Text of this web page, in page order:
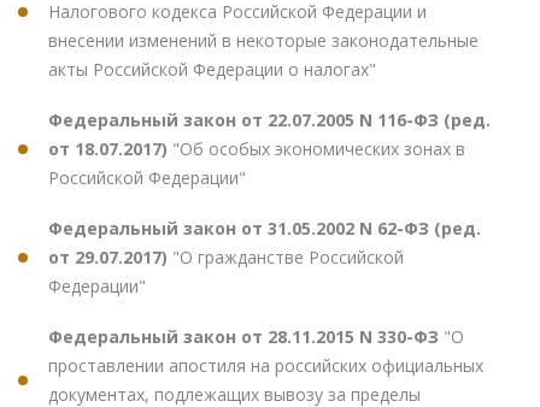
Налогового кодекса Российской Федерации и
внесении изменений в некоторые законодательные
акты Российской Федерации о налогах"
Федеральный закон от 22.07.2005 N 116-ФЗ (ред.
от 18.07.2017) "Об особых экономических зонах в
Российской Федерации"
Федеральный закон от 31.05.2002 N 62-ФЗ (ред.
от 29.07.2017) "О гражданстве Российской
Федерации"
Федеральный закон от 28.11.2015 N 330-ФЗ "О
проставлении апостиля на российских официальных
документах, подлежащих вывозу за пределы